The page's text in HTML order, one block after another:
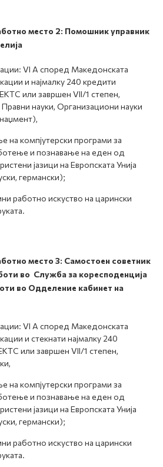
место 2: Помошник управник
VI A според Македонската
и најмалку 240 кредити
или завршен VII/1 степен,
науки, Организациони науки
на компјутерски програми за
и познавање на еден од
јазици на Европската Унија
германски);
работно искуство на царински
место 3: Самостоен советник
во Служба за коресподенција
во Одделение кабинет на
VI А според Македонската
и стекнати најмалку 240
или завршен VII/1 степен,
на компјутерски програми за
и познавање на еден од
јазици на Европската Унија
германски);
работно искуство на царински